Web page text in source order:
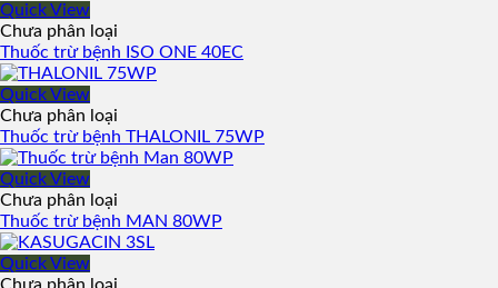
Quick View
Chưa phân loại
Thuốc trừ bệnh ISO ONE 40EC
Quick View
Chưa phân loại
Thuốc trừ bệnh THALONIL 75WP
Quick View
Chưa phân loại
Thuốc trừ bệnh MAN 80WP
Quick View